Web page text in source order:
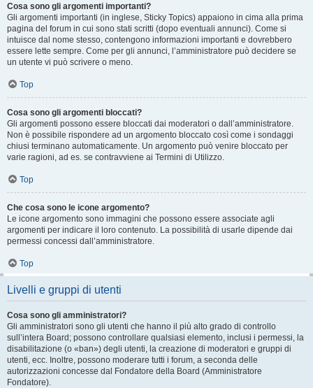
Cosa sono gli argomenti importanti?
Gli argomenti importanti (in inglese, Sticky Topics) appaiono in cima alla prima
pagina del forum in cui sono stati scritti (dopo eventuali annunci). Come si
intuisce dal nome stesso, contengono informazioni importanti e dovrebbero
essere lette sempre. Come per gli annunci, l’amministratore può decidere se
un utente vi può scrivere o meno.
Top
Cosa sono gli argomenti bloccati?
Gli argomenti possono essere bloccati dai moderatori o dall’amministratore.
Non è possibile rispondere ad un argomento bloccato così come i sondaggi
chiusi terminano automaticamente. Un argomento può venire bloccato per
varie ragioni, ad es. se contravviene ai Termini di Utilizzo.
Top
Che cosa sono le icone argomento?
Le icone argomento sono immagini che possono essere associate agli
argomenti per indicare il loro contenuto. La possibilità di usarle dipende dai
permessi concessi dall’amministratore.
Top
Livelli e gruppi di utenti
Cosa sono gli amministratori?
Gli amministratori sono gli utenti che hanno il più alto grado di controllo
sull’intera Board; possono controllare qualsiasi elemento, inclusi i permessi, la
disabilitazione (o «ban») degli utenti, la creazione di moderatori e gruppi di
utenti, ecc. Inoltre, possono moderare tutti i forum, a seconda delle
autorizzazioni concesse dal Fondatore della Board (Amministratore
Fondatore).